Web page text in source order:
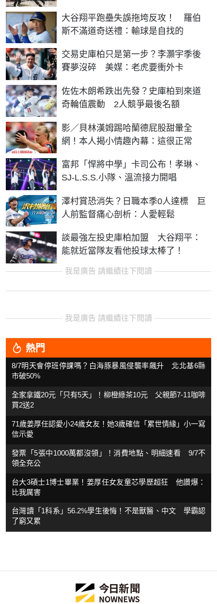
大谷翔平跑壘失誤拖垮反攻！ 羅伯
斯不滿道奇送禮：輸球是自找的
交易史庫柏只是第一步？李灝宇季後
賽夢沒碎 美媒：老虎要衝外卡
佐佐木朗希跌出先發？史庫柏到來道
奇輪值震動 2人競爭最後名額
影／貝林漢姆踢哈蘭德屁股甜暈全
網！本人揭小情趣內幕：這很正常
富邦「悍將中學」卡司公布！孝琳、
SJ-L.S.S.小隊、溫流接力開唱
澤村賞恐消失？日職本季0人達標 巨
人前監督痛心剖析：人愛輕鬆
談最強左投史庫柏加盟 大谷翔平：
能就近當隊友看他投球太棒了！
我是廣告 請繼續往下閱讀
我是廣告 請繼續往下閱讀
熱門
8/7明天會停班停課嗎？白海豚暴風侵襲率飆升 北北基6縣
市破50%
全家拿鐵20元「只有5天」！柳橙綠茶10元 父親節7-11咖啡
買2送2
71歲姜厚任認愛小24歲女友！她3歲確信「累世情緣」小一寫
信示愛
發票「5張中1000萬都沒領」！消費地點、明細速看 9/7不
領全充公
台大3碩士1博士畢業！姜厚任女友童芯學歷超狂 他讚爆：
比我厲害
台灣讀「1科系」56.2%學生後悔！不是獸醫、中文 學霸認
了窮又累